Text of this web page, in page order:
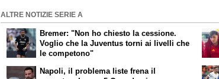
ALTRE NOTIZIE SERIE A
Bremer: "Non ho chiesto la cessione.
Voglio che la Juventus torni ai livelli che
le competono"
Napoli, il problema liste frena il